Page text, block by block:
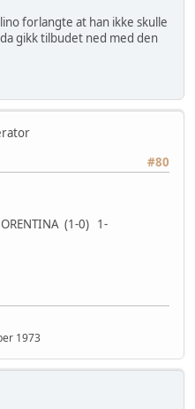
forlangte at han ikke skulle
gikk tilbudet ned med den
#80
(1-0) 1-
1973